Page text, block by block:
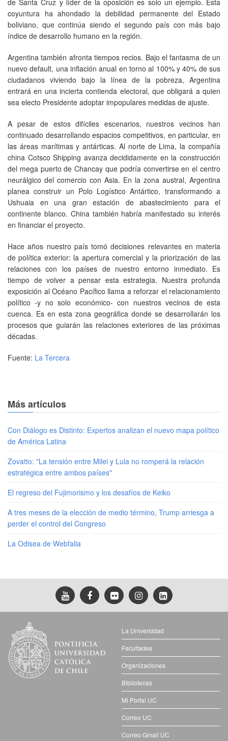
coyuntura ha ahondado la debilidad permanente del Estado
boliviano, que continúa siendo el segundo país con más bajo
índice de desarrollo humano en la región.
Argentina también afronta tiempos recios. Bajo el fantasma de un
nuevo default, una inflación anual en torno al 100% y 40% de sus
ciudadanos viviendo bajo la línea de la pobreza, Argentina
entrará en una incierta contienda electoral, que obligará a quien
sea electo Presidente adoptar impopulares medidas de ajuste.
A pesar de estos difíciles escenarios, nuestros vecinos han
continuado desarrollando espacios competitivos, en particular, en
las áreas marítimas y antárticas. Al norte de Lima, la compañía
china Cotsco Shipping avanza decididamente en la construcción
del mega puerto de Chancay que podría convertirse en el centro
neurálgico del comercio con Asia. En la zona austral, Argentina
planea construir un Polo Logístico Antártico, transformando a
Ushuaia en una gran estación de abastecimiento para el
continente blanco. China también habría manifestado su interés
en financiar el proyecto.
Hace años nuestro país tomó decisiones relevantes en materia
de política exterior: la apertura comercial y la priorización de las
relaciones con los países de nuestro entorno inmediato. Es
tiempo de volver a pensar esta estrategia. Nuestra profunda
exposición al Océano Pacífico llama a reforzar el relacionamiento
político -y no solo económico- con nuestros vecinos de esta
cuenca. Es en esta zona geográfica donde se desarrollarán los
procesos que guiarán las relaciones exteriores de las próximas
décadas.
Fuente: La Tercera
Más artículos
Con Diálogo es Distinto: Expertos analizan el nuevo mapa político
de América Latina
Zovatto: "La tensión entre Milei y Lula no romperá la relación
estratégica entre ambos países"
El regreso del Fujimorismo y los desafíos de Keiko
A tres meses de la elección de medio término, Trump arriesga a
perder el control del Congreso
La Odisea de Webfalia
La Universidad
Facultades
Organizaciones
Bibliotecas
Mi Portal UC
Correo UC
Correo Gmail UC